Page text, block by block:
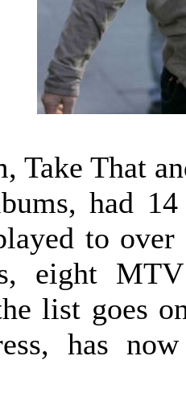
Take That
had
to
eight
list goes
has